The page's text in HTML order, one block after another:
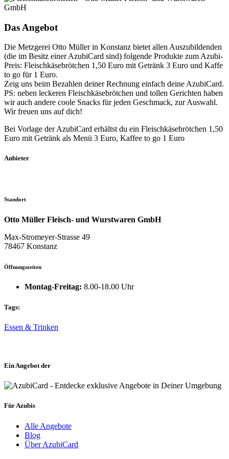
Das Angebot
Die Metzgerei Otto Müller in Konstanz bietet allen Auszubildenden
(die im Besitz einer AzubiCard sind) folgende Produkte zum Azubi-
Preis: Fleischkäsebrötchen 1,50 Euro mit Getränk 3 Euro und Kaffe
to go für 1 Euro.
Zeig uns beim Bezahlen deiner Rechnung einfach deine AzubiCard.
PS: neben leckeren Fleischkäsebrötchen und tollen Gerichten haben
wir auch andere coole Snacks für jeden Geschmack, zur Auswahl.
Wir freuen uns auf dich!
Bei Vorlage der AzubiCard erhältst du ein Fleischkäsebrötchen 1,50
Euro mit Getränk als Menü 3 Euro, Kaffee to go 1 Euro
Anbieter
Standort
Otto Müller Fleisch- und Wurstwaren GmbH
Max-Stromeyer-Strasse 49
78467 Konstanz
Öffnungszeiten
Montag-Freitag: 8.00-18.00 Uhr
Tags:
Essen & Trinken
Ein Angebot der
Für Azubis
Alle Angebote
Blog
Über AzubiCard